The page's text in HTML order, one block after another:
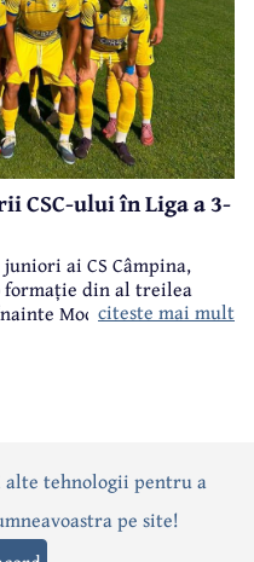
CSC-ului în Liga a 3-
ai CS Câmpina,
formație din al treilea
Modelu, din județul
citeste mai mult
EvenimentInterviuri
Anunțuri
alte tehnologii pentru a
pe site!